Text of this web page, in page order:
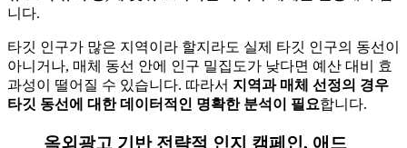
니다.
타깃 인구가 많은 지역이라 할지라도 실제 타깃 인구의 동선이
아니거나, 매체 동선 안에 인구 밀집도가 낮다면 예산 대비 효
과성이 떨어질 수 있습니다. 따라서 지역과 매체 선정의 경우
타깃 동선에 대한 데이터적인 명확한 분석이 필요합니다.
옥외광고 기반 전략적 인지 캠페인, 애드